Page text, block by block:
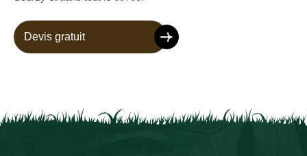
Devis gratuit